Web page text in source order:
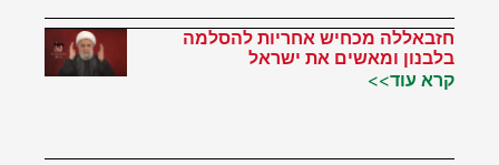
חזבאללה מכחיש אחריות להסלמה
בלבנון ומאשים את ישראל
קרא עוד>>